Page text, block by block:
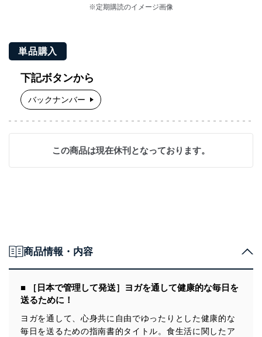
※定期購読のイメージ画像
単品購入
下記ボタンから
バックナンバー
この商品は現在休刊となっております。
商品情報・内容
■ ［日本で管理して発送］ヨガを通して健康的な毎日を
送るために！
ヨガを通して、心身共に自由でゆったりとした健康的な
毎日を送るための指南書的タイトル。食生活に関したア